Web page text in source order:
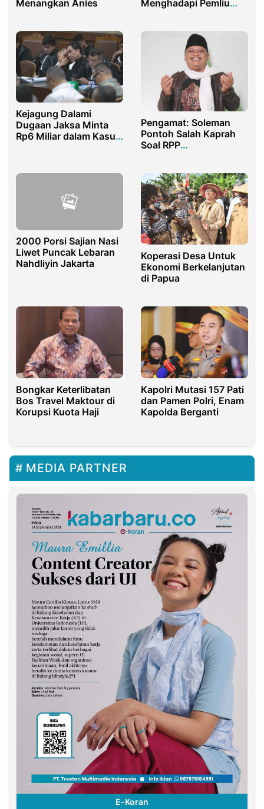
Menangkan Anies
Menghadapi Pemliu
Kejagung Dalami
Dugaan Jaksa Minta
Rp6 Miliar dalam Kasus
Pengamat: Soleman
Pontoh Salah Kaprah
Soal RPP
2000 Porsi Sajian Nasi
Liwet Puncak Lebaran
Nahdliyin Jakarta
Koperasi Desa Untuk
Ekonomi Berkelanjutan
di Papua
Bongkar Keterlibatan
Bos Travel Maktour di
Korupsi Kuota Haji
Kapolri Mutasi 157 Pati
dan Pamen Polri, Enam
Kapolda Berganti
MEDIA PARTNER
E-Koran